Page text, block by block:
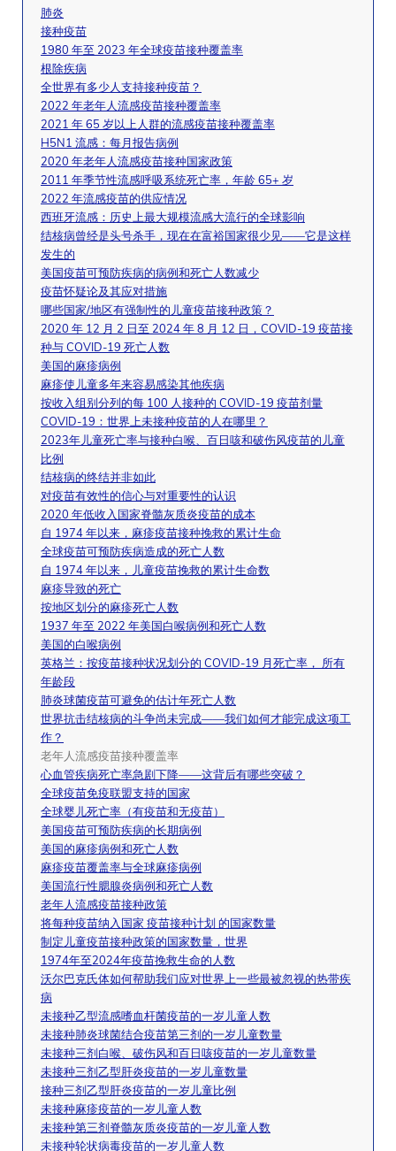
肺炎
接种疫苗
1980 年至 2023 年全球疫苗接种覆盖率
根除疾病
全世界有多少人支持接种疫苗？
2022 年老年人流感疫苗接种覆盖率
2021 年 65 岁以上人群的流感疫苗接种覆盖率
H5N1 流感：每月报告病例
2020 年老年人流感疫苗接种国家政策
2011 年季节性流感呼吸系统死亡率，年龄 65+ 岁
2022 年流感疫苗的供应情况
西班牙流感：历史上最大规模流感大流行的全球影响
结核病曾经是头号杀手，现在在富裕国家很少见——它是这样
发生的
美国疫苗可预防疾病的病例和死亡人数减少
疫苗怀疑论及其应对措施
哪些国家/地区有强制性的儿童疫苗接种政策？
2020 年 12 月 2 日至 2024 年 8 月 12 日，COVID-19 疫苗接
种与 COVID-19 死亡人数
美国的麻疹病例
麻疹使儿童多年来容易感染其他疾病
按收入组别分列的每 100 人接种的 COVID-19 疫苗剂量
COVID-19：世界上未接种疫苗的人在哪里？
2023年儿童死亡率与接种白喉、百日咳和破伤风疫苗的儿童
比例
结核病的终结并非如此
对疫苗有效性的信心与对重要性的认识
2020 年低收入国家脊髓灰质炎疫苗的成本
自 1974 年以来，麻疹疫苗接种挽救的累计生命
全球疫苗可预防疾病造成的死亡人数
自 1974 年以来，儿童疫苗挽救的累计生命数
麻疹导致的死亡
按地区划分的麻疹死亡人数
1937 年至 2022 年美国白喉病例和死亡人数
美国的白喉病例
英格兰：按疫苗接种状况划分的 COVID-19 月死亡率， 所有
年龄段
肺炎球菌疫苗可避免的估计年死亡人数
世界抗击结核病的斗争尚未完成——我们如何才能完成这项工
作？
老年人流感疫苗接种覆盖率
心血管疾病死亡率急剧下降——这背后有哪些突破？
全球疫苗免疫联盟支持的国家
全球婴儿死亡率（有疫苗和无疫苗）
美国疫苗可预防疾病的长期病例
美国的麻疹病例和死亡人数
麻疹疫苗覆盖率与全球麻疹病例
美国流行性腮腺炎病例和死亡人数
老年人流感疫苗接种政策
将每种疫苗纳入国家 疫苗接种计划 的国家数量
制定儿童疫苗接种政策的国家数量，世界
1974年至2024年疫苗挽救生命的人数
沃尔巴克氏体如何帮助我们应对世界上一些最被忽视的热带疾
病
未接种乙型流感嗜血杆菌疫苗的一岁儿童人数
未接种肺炎球菌结合疫苗第三剂的一岁儿童数量
未接种三剂白喉、破伤风和百日咳疫苗的一岁儿童数量
未接种三剂乙型肝炎疫苗的一岁儿童数量
接种三剂乙型肝炎疫苗的一岁儿童比例
未接种麻疹疫苗的一岁儿童人数
未接种第三剂脊髓灰质炎疫苗的一岁儿童人数
未接种轮状病毒疫苗的一岁儿童人数